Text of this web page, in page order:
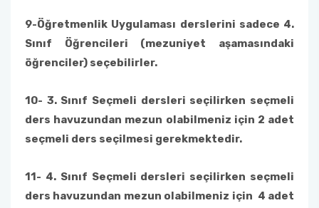
9-Öğretmenlik Uygulaması derslerini sadece 4.
Sınıf Öğrencileri (mezuniyet aşamasındaki
öğrenciler) seçebilirler.
10- 3. Sınıf Seçmeli dersleri seçilirken seçmeli
ders havuzundan mezun olabilmeniz için 2 adet
seçmeli ders seçilmesi gerekmektedir.
11- 4. Sınıf Seçmeli dersleri seçilirken seçmeli
ders havuzundan mezun olabilmeniz için 4 adet